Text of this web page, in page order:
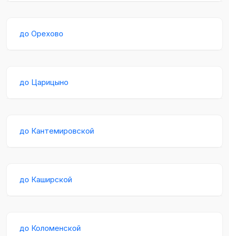
до Орехово
до Царицыно
до Кантемировской
до Каширской
до Коломенской